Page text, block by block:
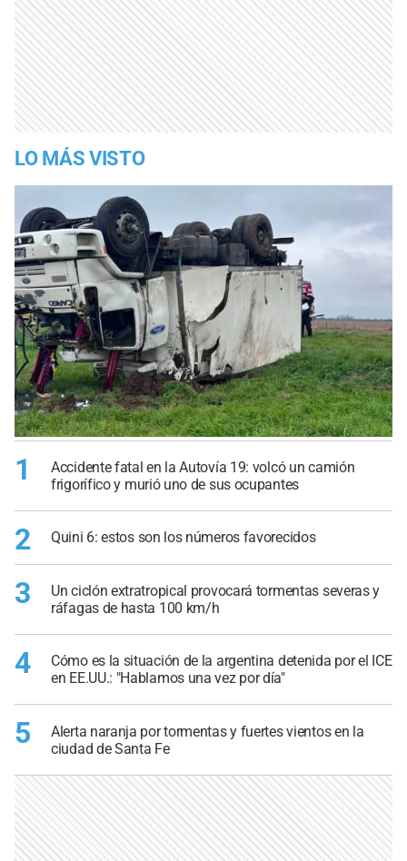
LO MÁS VISTO
1
Accidente fatal en la Autovía 19: volcó un camión
frigorífico y murió uno de sus ocupantes
2 Quini 6: estos son los números favorecidos
3
Un ciclón extratropical provocará tormentas severas y
ráfagas de hasta 100 km/h
4
Cómo es la situación de la argentina detenida por el ICE
en EE.UU.: "Hablamos una vez por día"
5
Alerta naranja por tormentas y fuertes vientos en la
ciudad de Santa Fe